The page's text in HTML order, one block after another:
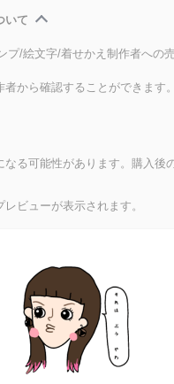
いて
プ/絵文字/着せかえ制作者への
から確認することができます
る可能性があります。購入後
ビューが表示されます。